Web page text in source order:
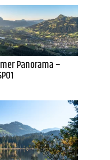
Panorama –